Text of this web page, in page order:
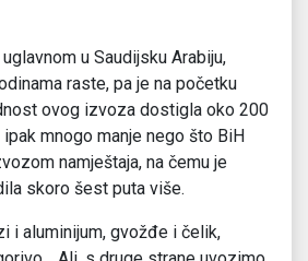
u Saudijsku Arabiju,
raste, pa je na početku
ovog izvoza dostigla oko 200
mnogo manje nego što BiH
namještaja, na čemu je
skoro šest puta više.
i aluminijum, gvožđe i čelik,